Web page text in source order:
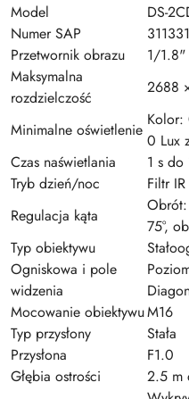
Model
DS-
Numer SAP
Przetwornik obrazu
1/1.8"
Maksymalna
rozdzielczość
2688
Minimalne oświetlenie
Kolor:
0 Lux
Czas naświetlania
1 s
Tryb dzień/noc
Filtr IR
Regulacja kąta
75°,
Typ obiektywu
Ogniskowa i pole
widzenia
Mocowanie obiektywuM16
Typ przysłony
Stała
Przysłona
F1.0
Głębia ostrości
2.5 m